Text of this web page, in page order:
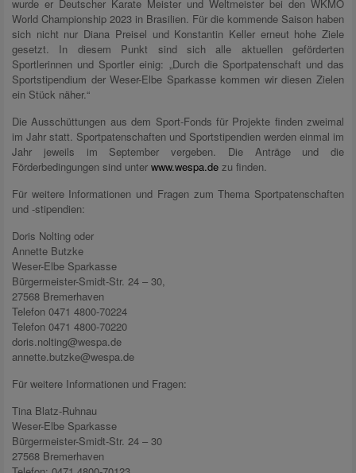
wurde er Deutscher Karate Meister und Weltmeister bei den WKMO
World Championship 2023 in Brasilien. Für die kommende Saison haben
sich nicht nur Diana Preisel und Konstantin Keller erneut hohe Ziele
gesetzt. In diesem Punkt sind sich alle aktuellen geförderten
Sportlerinnen und Sportler einig: „Durch die Sportpatenschaft und das
Sportstipendium der Weser-Elbe Sparkasse kommen wir diesen Zielen
ein Stück näher.“
Die Ausschüttungen aus dem Sport-Fonds für Projekte finden zweimal
im Jahr statt. Sportpatenschaften und Sportstipendien werden einmal im
Jahr jeweils im September vergeben. Die Anträge und die
Förderbedingungen sind unter www.wespa.de zu finden.
Für weitere Informationen und Fragen zum Thema Sportpatenschaften
und -stipendien:
Doris Nolting oder
Annette Butzke
Weser-Elbe Sparkasse
Bürgermeister-Smidt-Str. 24 – 30,
27568 Bremerhaven
Telefon 0471 4800-70224
Telefon 0471 4800-70220
doris.nolting@wespa.de
annette.butzke@wespa.de
Für weitere Informationen und Fragen:
Tina Blatz-Ruhnau
Weser-Elbe Sparkasse
Bürgermeister-Smidt-Str. 24 – 30
27568 Bremerhaven